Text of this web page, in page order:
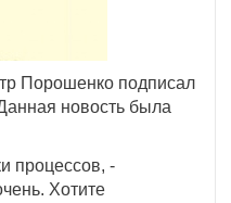
Порошенко подписал
новость была
процессов, -
Хотите